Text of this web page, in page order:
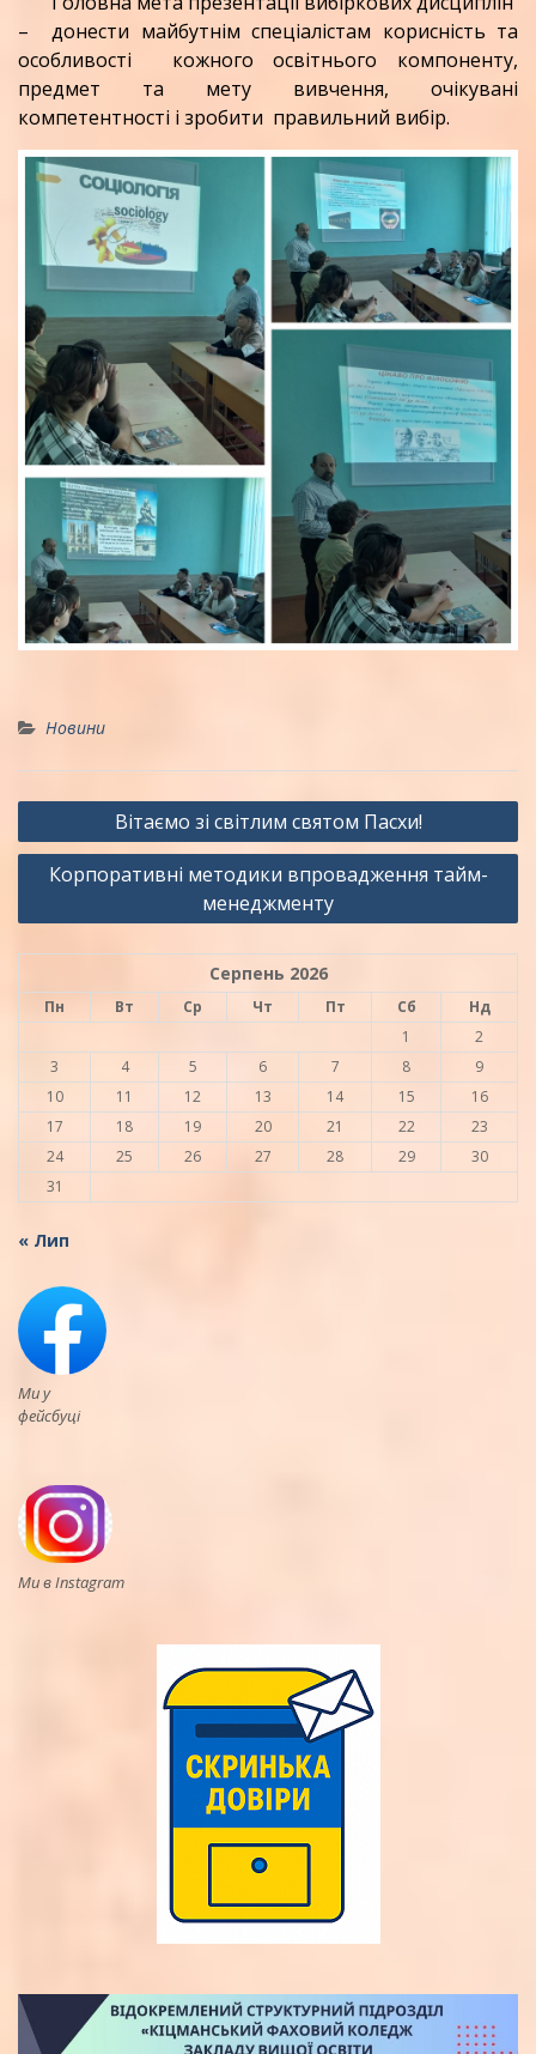
– донести майбутнім спеціалістам корисність та
особливості кожного освітнього компоненту,
предмет та мету вивчення, очікувані
компетентності і зробити правильний вибір.
Новини
Навігація
записів
Вітаємо зі світлим святом Пасхи!
Корпоративні методики впровадження тайм-
менеджменту
Серпень 2026
Пн Вт Ср Чт Пт Сб
Нд
1
2
3
4 5 6 7 8
9
10
11 12 13 14 15
16
17
18 19 20 21 22
23
24
25 26 27 28 29
30
31
« Лип
Ми у
фейсбуці
Ми в Instagram